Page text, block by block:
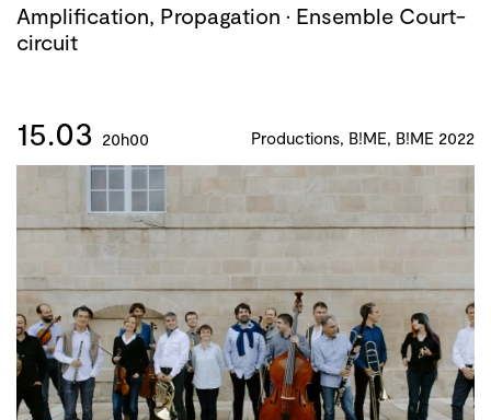
Amplification, Propagation · Ensemble Court-
circuit
15.03 20h00 Productions, B!ME, B!ME 2022